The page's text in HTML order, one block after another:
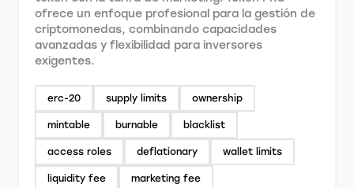
ofrece un enfoque profesional para la gestión de
criptomonedas, combinando capacidades
avanzadas y flexibilidad para inversores
exigentes.
erc-20 supply limits ownership
mintable burnable blacklist
access roles deflationary wallet limits
liquidity fee marketing fee